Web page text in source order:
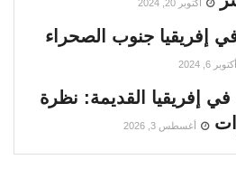
أكتوبر 20, 2024
إفريقيا جنوب الصحراء
أكتوبر 6, 2024
في إفريقيا القديمة: نظرة
أغسطس 3, 2026